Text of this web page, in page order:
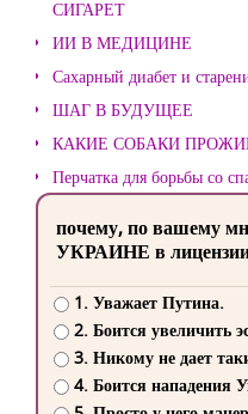
СИГАРЕТ
ИИ В МЕДИЦИНЕ
Сахарный диабет и
ШАГ В БУДУЩЕЕ
КАКИЕ СОБАКИ
Перчатка для борьбы со
почему, по вашему
УКРАИНЕ в лицензии
1. Уважает Путина.
2. Боится увеличить
3. Никому не дает
4. Боится